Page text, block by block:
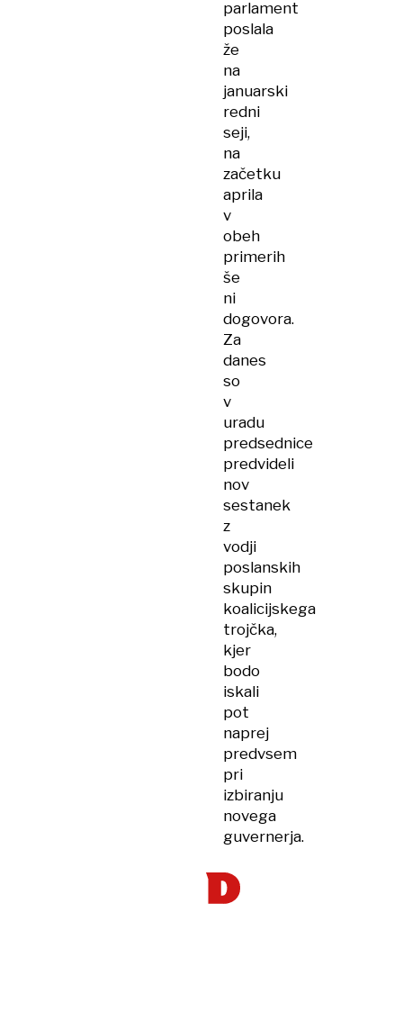
parlament
poslala
že
na
januarski
redni
seji,
na
začetku
aprila
v
obeh
primerih
še
ni
dogovora.
Za
danes
so
v
uradu
predsednice
predvideli
nov
sestanek
z
vodji
poslanskih
skupin
koalicijskega
trojčka,
kjer
bodo
iskali
pot
naprej
predvsem
pri
izbiranju
novega
guvernerja.